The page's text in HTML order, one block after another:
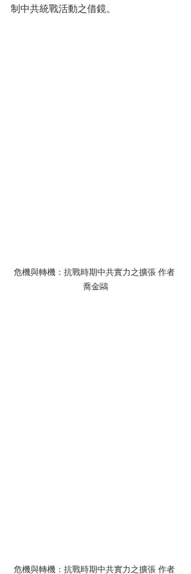
制中共統戰活動之借鏡。
危機與轉機：抗戰時期中共實力之擴張 作者
喬金鷗
危機與轉機：抗戰時期中共實力之擴張 作者